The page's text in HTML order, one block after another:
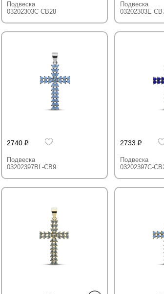
Подвеска
03202303C-CB28
Подвеска
03202303E-
2740
Подвеска
03202397BL-CB9
2733
Подвеска
03202397C-